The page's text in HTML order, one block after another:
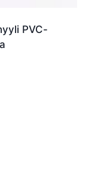
PVC-